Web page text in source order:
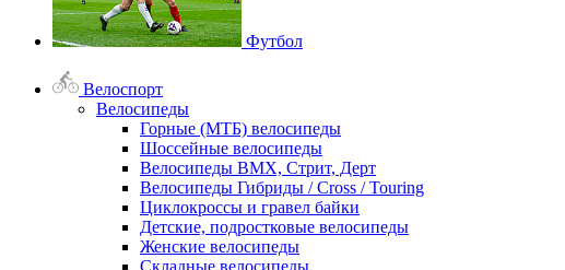
Футбол
Велоспорт
Велосипеды
Горные (МТБ) велосипеды
Шоссейные велосипеды
Велосипеды BMX, Стрит, Дерт
Велосипеды Гибриды / Cross / Touring
Циклокроссы и гравел байки
Детские, подростковые велосипеды
Женские велосипеды